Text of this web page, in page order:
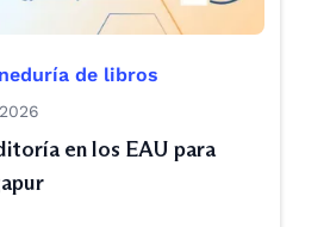
de libros
en los EAU para